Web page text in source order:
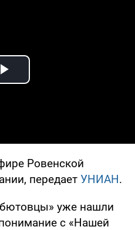
Play Video
Ровенской
передает УНИАН.
уже нашли
с «Нашей